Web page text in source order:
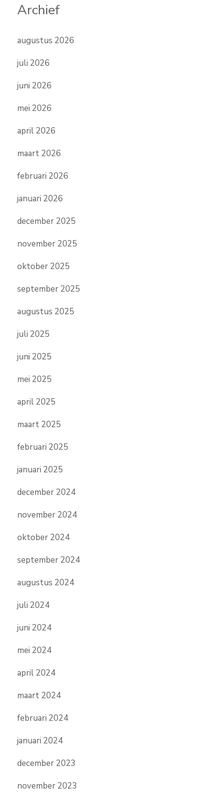
Archief
augustus 2026
juli 2026
juni 2026
mei 2026
april 2026
maart 2026
februari 2026
januari 2026
december 2025
november 2025
oktober 2025
september 2025
augustus 2025
juli 2025
juni 2025
mei 2025
april 2025
maart 2025
februari 2025
januari 2025
december 2024
november 2024
oktober 2024
september 2024
augustus 2024
juli 2024
juni 2024
mei 2024
april 2024
maart 2024
februari 2024
januari 2024
december 2023
november 2023